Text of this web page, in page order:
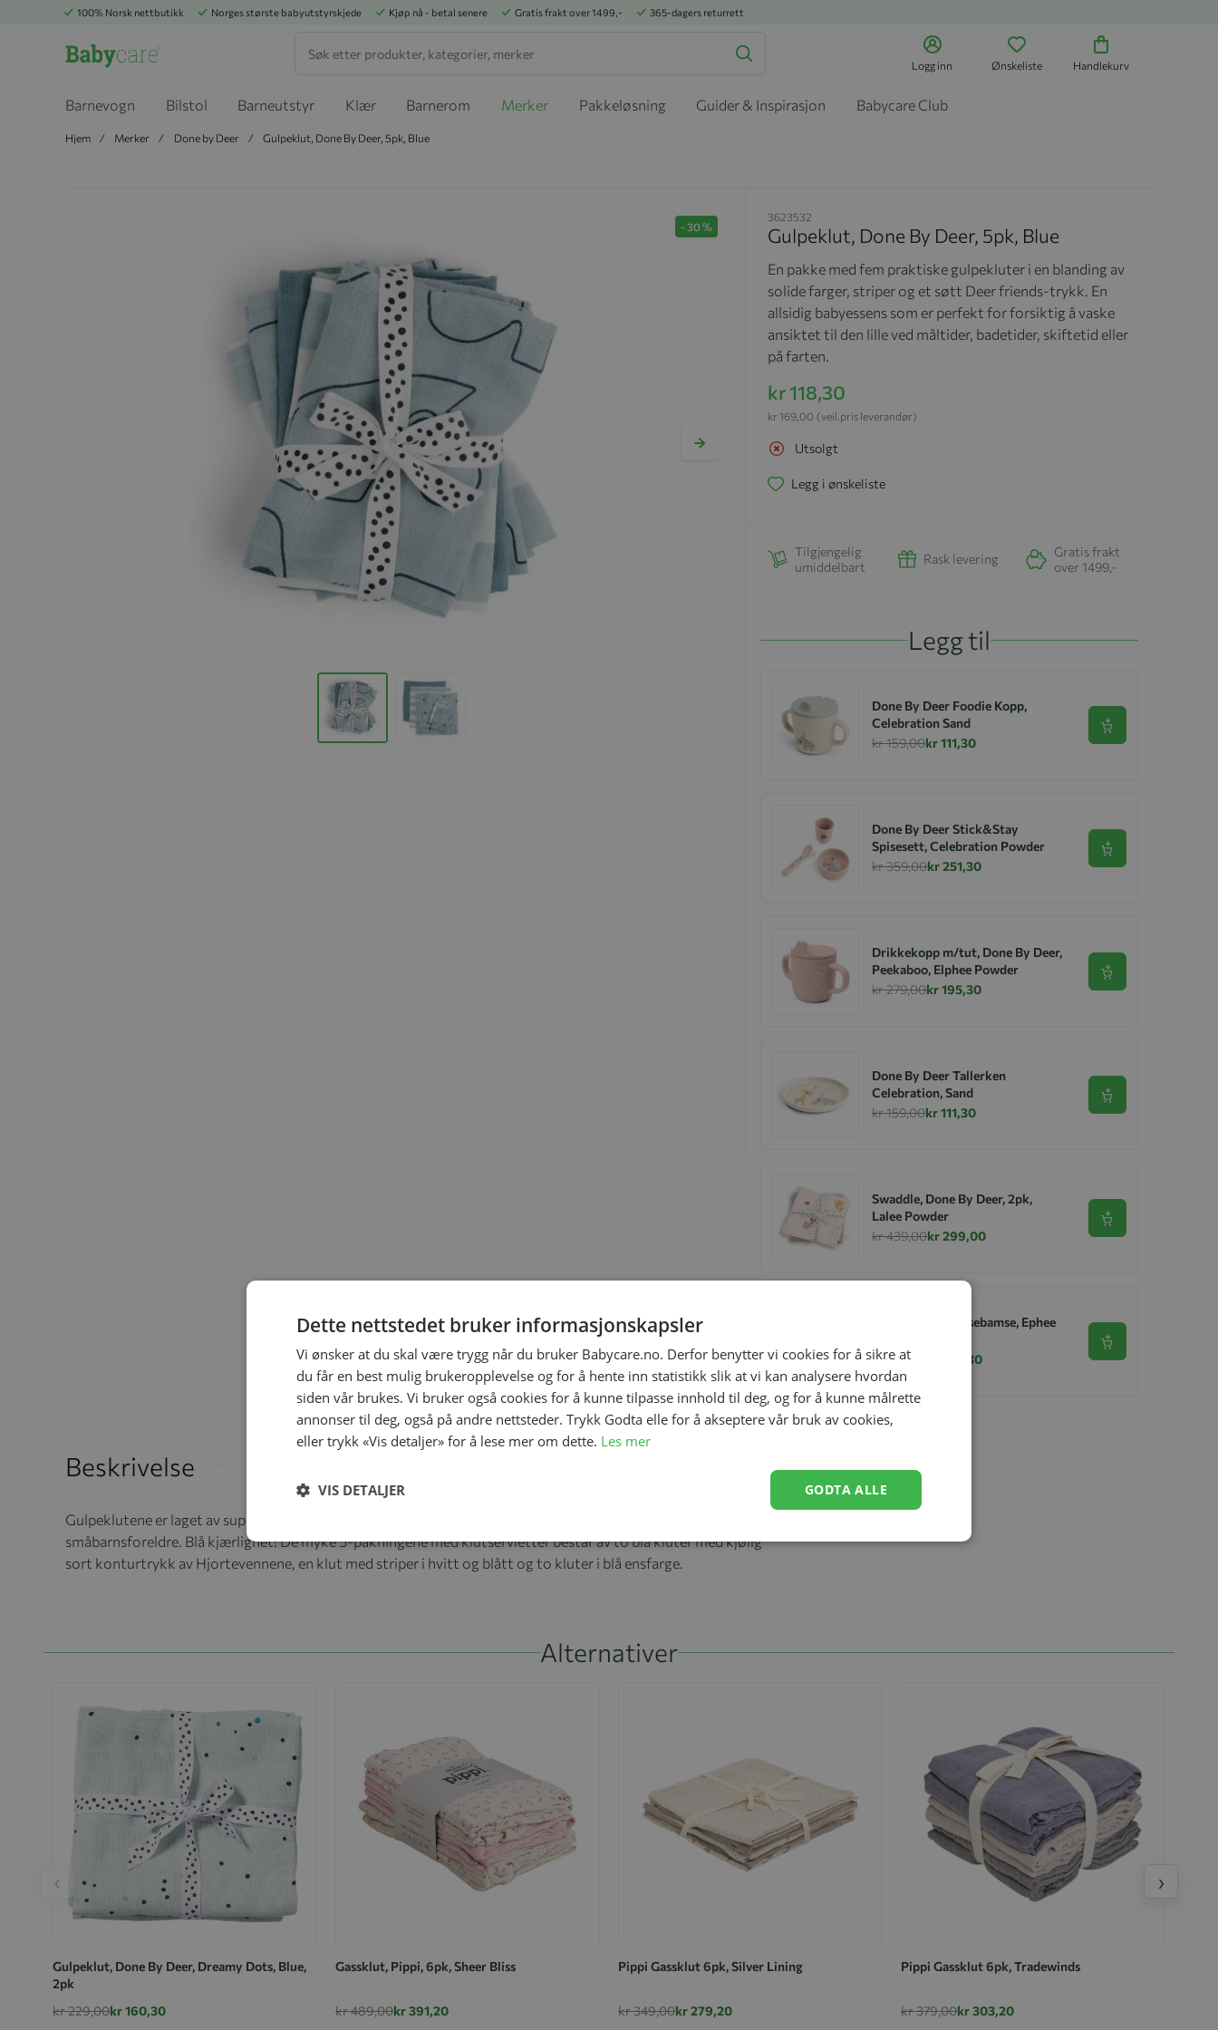
100% Norsk nettbutikk Norges største babyutstyrskjede Kjøp nå - betal senere Gratis frakt over 1499,- 365-dagers returrett
Logg inn Ønskeliste Handlekurv
Barnevogn Bilstol Barneutstyr Klær Barnerom Merker Pakkeløsning Guider & Inspirasjon Babycare Club
Hjem Merker Done by Deer Gulpeklut, Done By Deer, 5pk, Blue
- 30 %
3623532
Gulpeklut, Done By Deer, 5pk, Blue
En pakke med fem praktiske gulpekluter i en blanding av
solide farger, striper og et søtt Deer friends-trykk. En
allsidig babyessens som er perfekt for forsiktig å vaske
ansiktet til den lille ved måltider, badetider, skiftetid eller
på farten.
kr 118,30
(veil.pris leverandør)
kr 169,00
Utsolgt
Legg i ønskeliste
Tilgjengelig
umiddelbart
Rask levering
Gratis frakt
over 1499,-
Legg til
Done By Deer Foodie Kopp,
Celebration Sand
kr 159,00kr 111,30
Se produkt
Done By Deer Stick&Stay
Spisesett, Celebration Powder
kr 359,00kr 251,30
Se produkt
Drikkekopp m/tut, Done By Deer,
Peekaboo, Elphee Powder
kr 279,00kr 195,30
Se produkt
Done By Deer Tallerken
Celebration, Sand
kr 159,00kr 111,30
Se produkt
Swaddle, Done By Deer, 2pk,
Lalee Powder
kr 439,00kr 299,00
Se produkt
Done By Deer Kosebamse, Ephee
kr 449,00
kr 314,30
Se produkt
Beskrivelse
Gulpeklutene er laget av supermyk økologisk GOTS-sertifisert bomull. Et trygt og bærekraftig valg for alle
småbarnsforeldre. Blå kjærlighet! De myke 5-pakningene med klutservietter består av to blå kluter med kjølig
sort konturtrykk av Hjortevennene, en klut med striper i hvitt og blått og to kluter i blå ensfarge.
Alternativer
Gulpeklut, Done By Deer, Dreamy Dots, Blue,
2pk
kr 229,00kr 160,30
Gassklut, Pippi, 6pk, Sheer Bliss
kr 489,00kr 391,20
Pippi Gassklut 6pk, Silver Lining
kr 349,00kr 279,20
Pippi Gassklut 6pk, Tradewinds
kr 379,00kr 303,20
‹ ›
Dette nettstedet bruker informasjonskapsler
Vi ønsker at du skal være trygg når du bruker Babycare.no. Derfor benytter vi cookies for å sikre at
du får en best mulig brukeropplevelse og for å hente inn statistikk slik at vi kan analysere hvordan
siden vår brukes. Vi bruker også cookies for å kunne tilpasse innhold til deg, og for å kunne målrette
annonser til deg, også på andre nettsteder. Trykk Godta elle for å akseptere vår bruk av cookies,
eller trykk «Vis detaljer» for å lese mer om dette. Les mer
GODTA ALLE
VIS DETALJER